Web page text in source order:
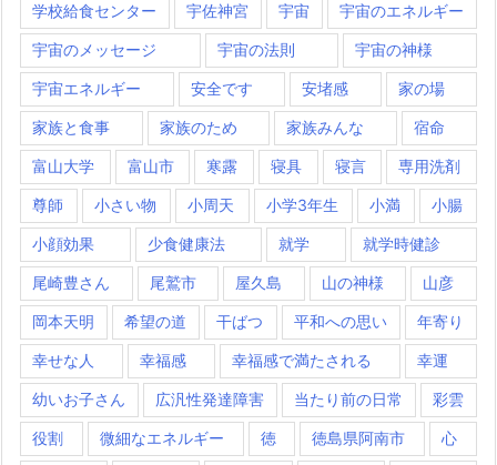
学校給食センター 宇佐神宮 宇宙 宇宙のエネルギー
宇宙のメッセージ 宇宙の法則 宇宙の神様
宇宙エネルギー 安全です 安堵感 家の場
家族と食事 家族のため 家族みんな 宿命
富山大学 富山市 寒露 寝具 寝言 専用洗剤
尊師 小さい物 小周天 小学3年生 小満 小腸
小顔効果 少食健康法 就学 就学時健診
尾崎豊さん 尾鷲市 屋久島 山の神様 山彦
岡本天明 希望の道 干ばつ 平和への思い 年寄り
幸せな人 幸福感 幸福感で満たされる 幸運
幼いお子さん 広汎性発達障害 当たり前の日常 彩雲
役割 微細なエネルギー 徳 徳島県阿南市 心